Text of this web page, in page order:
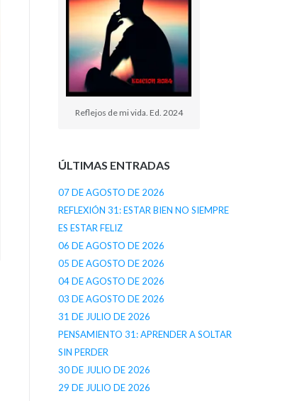
Reflejos de mi vida. Ed. 2024
ÚLTIMAS ENTRADAS
07 DE AGOSTO DE 2026
REFLEXIÓN 31: ESTAR BIEN NO SIEMPRE
ES ESTAR FELIZ
06 DE AGOSTO DE 2026
05 DE AGOSTO DE 2026
04 DE AGOSTO DE 2026
03 DE AGOSTO DE 2026
31 DE JULIO DE 2026
PENSAMIENTO 31: APRENDER A SOLTAR
SIN PERDER
30 DE JULIO DE 2026
29 DE JULIO DE 2026